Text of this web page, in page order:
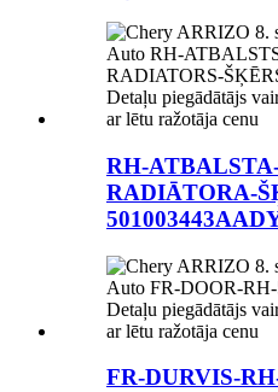
RH-
RADIĀTORA-
FR-DURVIS-